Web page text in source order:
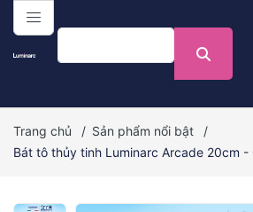
menu
Trang chủ / Sản phẩm nổi bật
/
Bát tô thủy tinh Luminarc Arcade 20cm -